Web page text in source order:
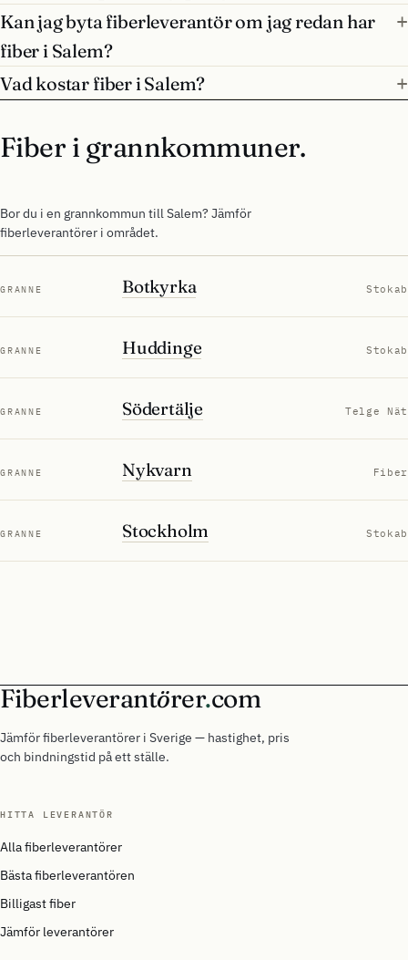
Kan jag byta fiberleverantör om jag redan har
fiber i Salem?
Vad kostar fiber i Salem?
Fiber i grannkommuner.
Bor du i en grannkommun till Salem? Jämför
fiberleverantörer i området.
GRANNE Botkyrka Stokab
GRANNE Huddinge Stokab
GRANNE Södertälje Telge Nät
GRANNE Nykvarn Fiber
GRANNE Stockholm Stokab
Fiberleverantörer.com
Jämför fiberleverantörer i Sverige — hastighet, pris
och bindningstid på ett ställe.
HITTA LEVERANTÖR
Alla fiberleverantörer
Bästa fiberleverantören
Billigast fiber
Jämför leverantörer